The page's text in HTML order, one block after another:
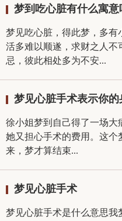
梦到吃心脏有什么寓意
梦见吃心脏，得此梦，多有
活多难以顺遂，求财之人
忌，彼此相处多为不安...
梦见心脏手术表示你
徐小姐梦到自己得了一场大
她又担心手术的费用。这个
来，梦才算结束...
梦见心脏手术
梦见心脏手术是什么意思